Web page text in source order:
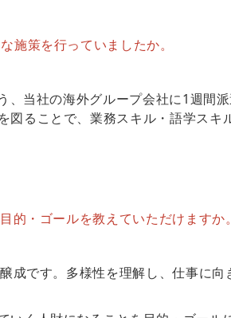
施策を行っていましたか。
当社の海外グループ会社に1週間
ることで、業務スキル・語学スキ
的・ゴールを教えていただけますか。
成です。多様性を理解し、仕事に